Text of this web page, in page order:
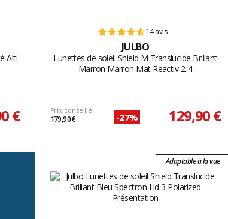
Alti
€
14 avis
JULBO
Lunettes de soleil Shield M Translucide Brillant
Marron Marron Mat Reactiv 2-4
Prix conseillé
179,90 € -27% 129,90 €
Adaptable à la vue